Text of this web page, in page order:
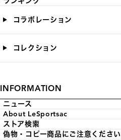
コラボレーション
コレクション
INFORMATION
ニュース
About LeSportsac
ストア検索
偽物・コピー商品にご注意ください